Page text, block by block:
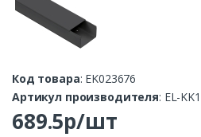
Код товара: EK023676
Артикул производителя: EL-
689.5р/шт